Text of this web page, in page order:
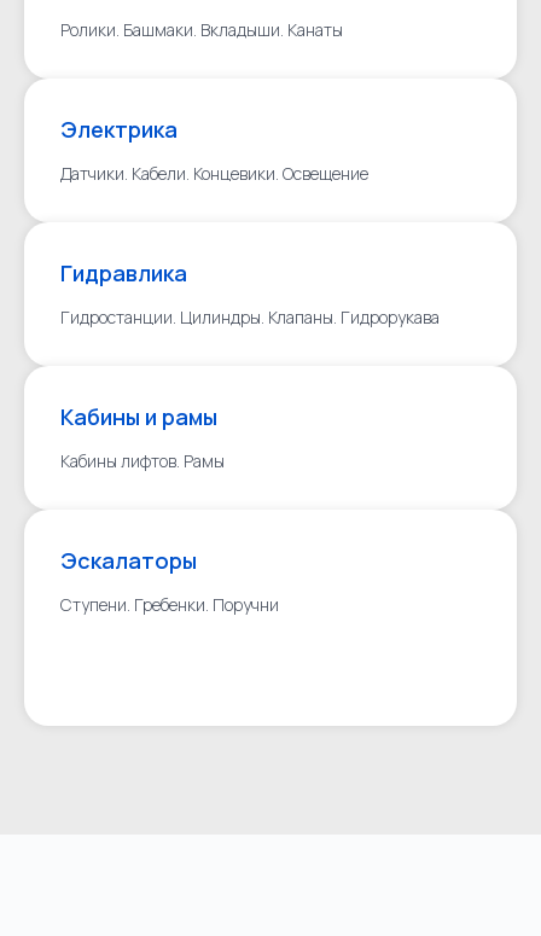
Ролики. Башмаки. Вкладыши. Канаты
Электрика
Датчики. Кабели. Концевики. Освещение
Гидравлика
Гидростанции. Цилиндры. Клапаны. Гидрорукава
Кабины и рамы
Кабины лифтов. Рамы
Эскалаторы
Ступени. Гребенки. Поручни